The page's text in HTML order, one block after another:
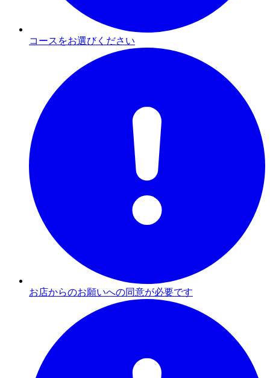
コースをお選びください
お店からのお願いへの同意が必要です